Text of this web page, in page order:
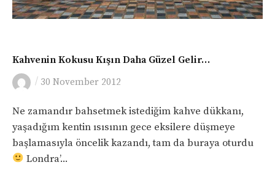
Kahvenin Kokusu Kışın Daha Güzel Gelir…
/ 30 November 2012
Ne zamandır bahsetmek istediğim kahve dükkanı,
yaşadığım kentin ısısının gece eksilere düşmeye
başlamasıyla öncelik kazandı, tam da buraya oturdu
Londra’...